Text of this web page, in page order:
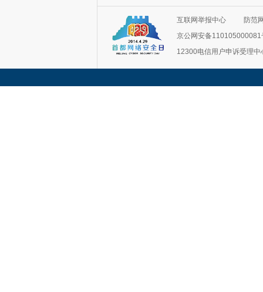
互联网举报中心
防范
京公网安备110105000081
12300电信用户申诉受理中